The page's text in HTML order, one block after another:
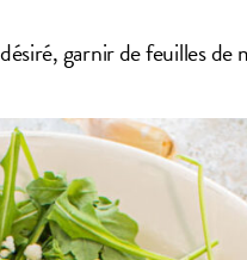
garnir de feuilles